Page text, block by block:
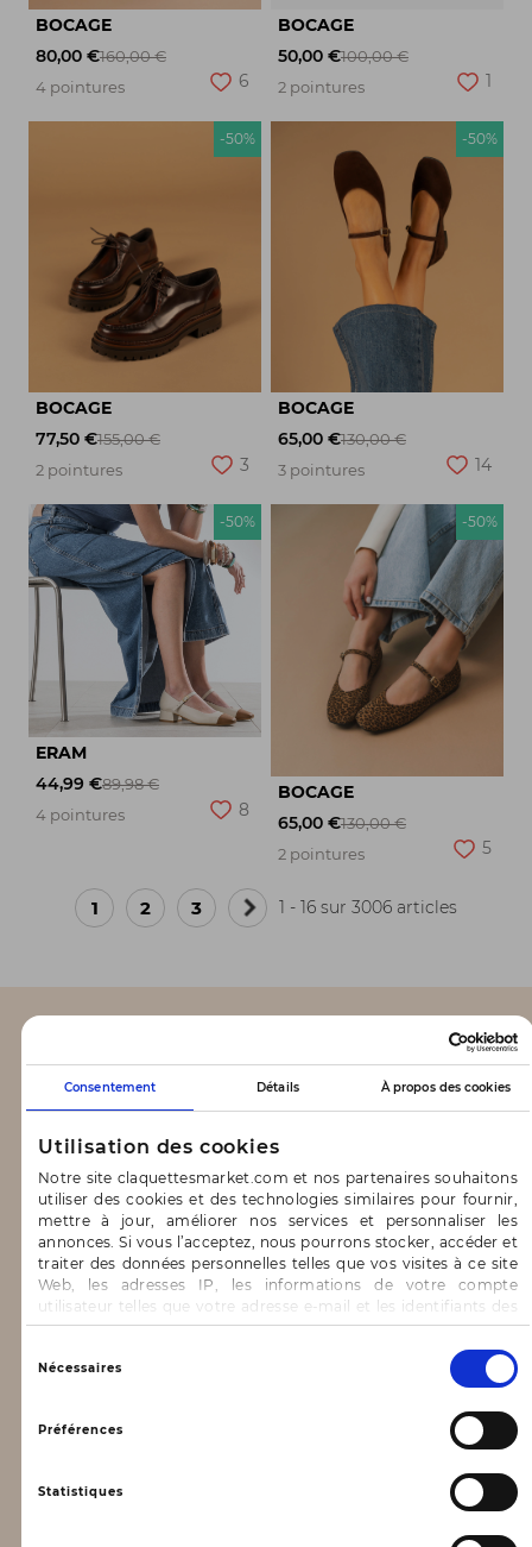
Consentement Détails À propos des cookies
Utilisation des cookies
Notre site claquettesmarket.com et nos partenaires souhaitons
utiliser des cookies et des technologies similaires pour fournir,
mettre à jour, améliorer nos services et personnaliser les
annonces. Si vous l’acceptez, nous pourrons stocker, accéder et
traiter des données personnelles telles que vos visites à ce site
Web, les adresses IP, les informations de votre compte
utilisateur telles que votre adresse e-mail et les identifiants des
cookies.
Vous avez le choix d’« Accepter » pour consentir à ces
utilisations, de « Refuser » pour vous y opposer ou
de sélectionner vos préférences concernant chaque catégorie
de cookie en cliquant sur « Valider la sélection » pour valider vos
options. Vous pouvez à tout moment modifier vos préférences
Nécessaires
Préférences
Statistiques
BOCAGE
80,00 €160,00 €
4 pointures
6
BOCAGE
50,00 €100,00 €
2 pointures
1
-50%
BOCAGE
77,50 €155,00 €
2 pointures
3
-50%
BOCAGE
65,00 €130,00 €
3 pointures
14
-50%
ERAM
44,99 €89,98 €
4 pointures
8
-50%
BOCAGE
65,00 €130,00 €
2 pointures
5
1 2 3
Page
1 - 16 sur 3006 articles
CLAQUETTES MARKET
Blog
CONTACT & AIDE
FAQ
Nous contacter
INFORMATIONS
Mentions légales
Données personnelles, vie privée